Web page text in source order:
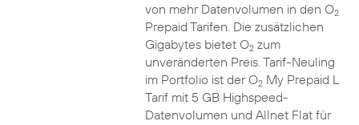
von mehr Datenvolumen in den O2
Prepaid Tarifen. Die zusätzlichen
Gigabytes bietet O2zum
unveränderten Preis. Tarif-Neuling
im Portfolio ist der O2My Prepaid L
Tarif mit 5 GB Highspeed-
Datenvolumen und Allnet Flat für